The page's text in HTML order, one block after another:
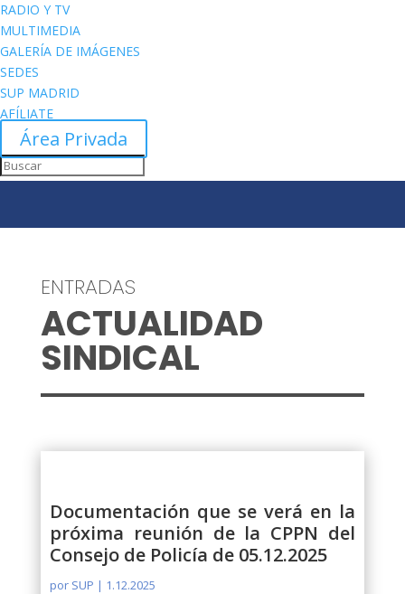
RADIO Y TV
MULTIMEDIA
GALERÍA DE IMÁGENES
SEDES
SUP MADRID
AFÍLIATE
Área Privada
ENTRADAS
ACTUALIDAD
SINDICAL
Documentación que se verá en la
próxima reunión de la CPPN del
Consejo de Policía de 05.12.2025
por SUP | 1.12.2025